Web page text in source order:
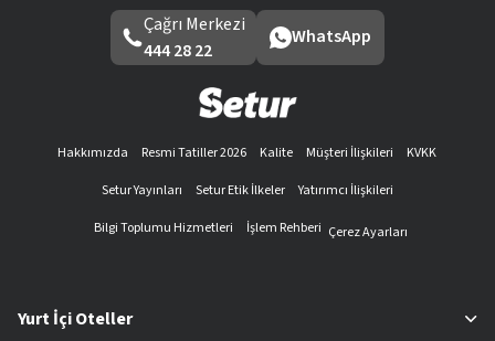
Çağrı Merkezi
444 28 22
WhatsApp
Hakkımızda Resmi Tatiller 2026 Kalite Müşteri İlişkileri
KVKK
Setur Yayınları
Setur Etik İlkeler
Yatırımcı İlişkileri
Bilgi Toplumu Hizmetleri
İşlem Rehberi Çerez Ayarları
Yurt İçi Oteller